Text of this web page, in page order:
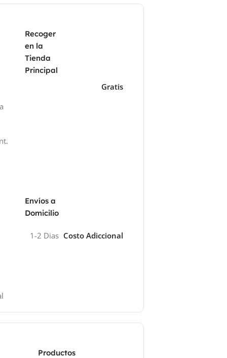
Recoger
en la
Tienda
Principal
Gratis
Envíos a
Domicilio
1-2 Dias Costo Adiccional
Productos